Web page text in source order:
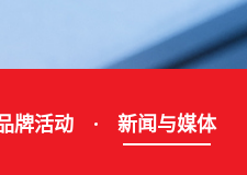
牌活动 新闻与媒体